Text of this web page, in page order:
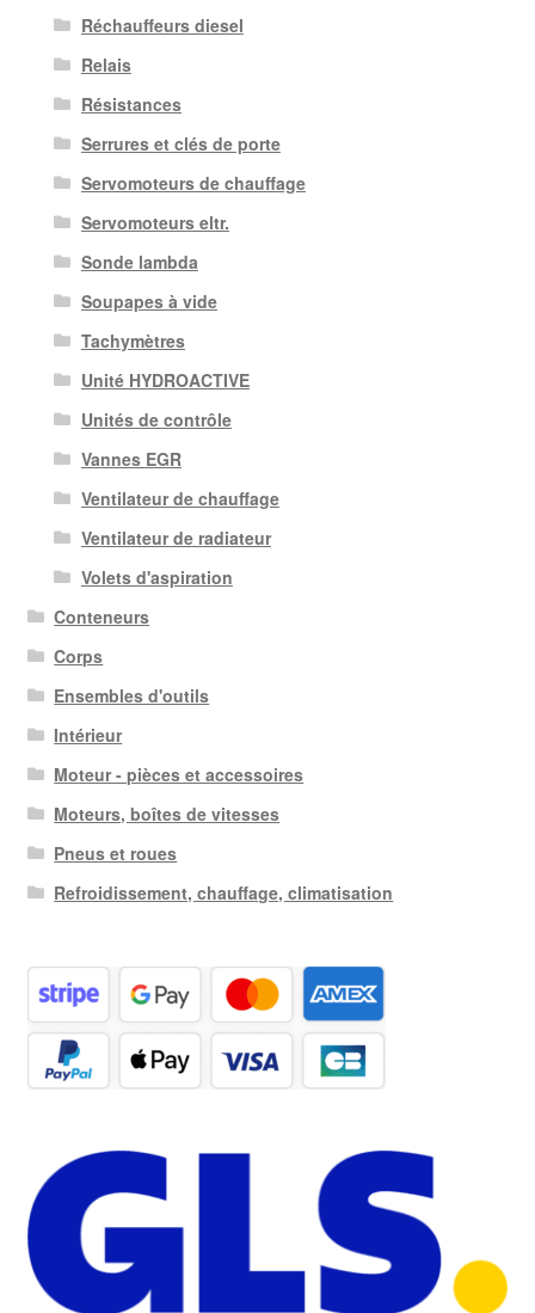
Réchauffeurs diesel
Relais
Résistances
Serrures et clés de porte
Servomoteurs de chauffage
Servomoteurs eltr.
Sonde lambda
Soupapes à vide
Tachymètres
Unité HYDROACTIVE
Unités de contrôle
Vannes EGR
Ventilateur de chauffage
Ventilateur de radiateur
Volets d'aspiration
Conteneurs
Corps
Ensembles d'outils
Intérieur
Moteur - pièces et accessoires
Moteurs, boîtes de vitesses
Pneus et roues
Refroidissement, chauffage, climatisation